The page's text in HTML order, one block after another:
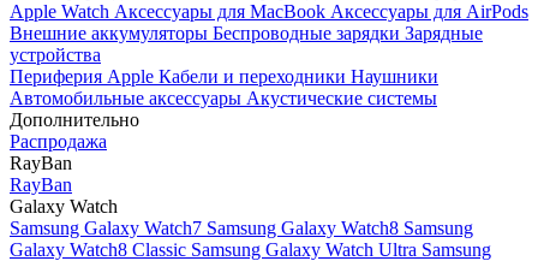
Apple Watch Аксессуары для MacBook Аксессуары для AirPods
Внешние аккумуляторы Беспроводные зарядки Зарядные
устройства
Периферия Apple Кабели и переходники Наушники
Автомобильные аксессуары Акустические системы
Дополнительно
Распродажа
RayBan
RayBan
Galaxy Watch
Samsung Galaxy Watch7 Samsung Galaxy Watch8 Samsung
Galaxy Watch8 Classic Samsung Galaxy Watch Ultra Samsung